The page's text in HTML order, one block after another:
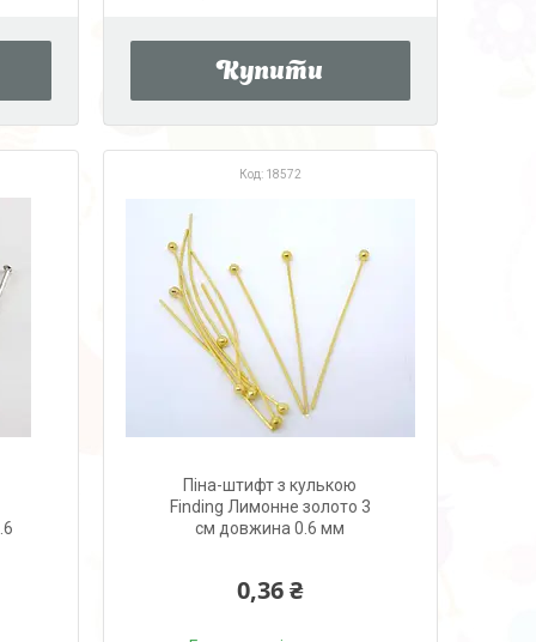
Купити
18572
Піна-штифт з кулькою
Finding Лимонне золото 3
см довжина 0.6 мм
0,36 ₴